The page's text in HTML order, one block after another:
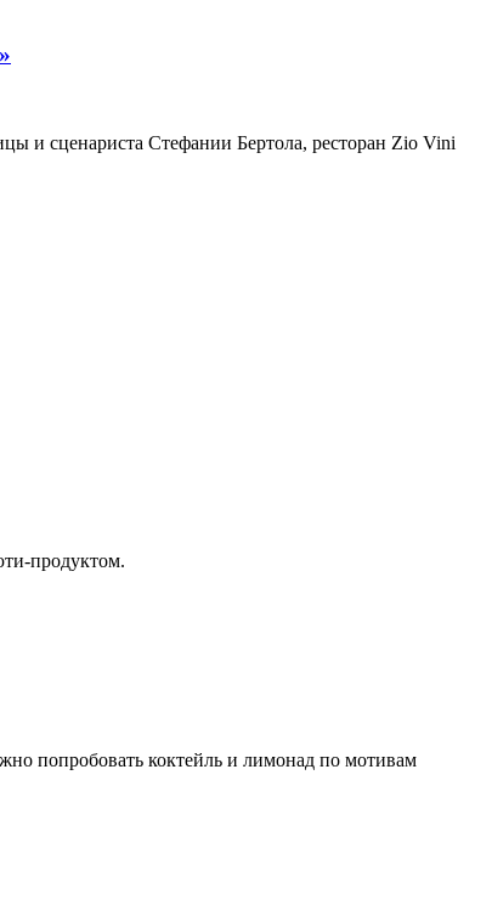
и сценариста Стефании Бертола, ресторан Zio Vini
продуктом.
попробовать коктейль и лимонад по мотивам